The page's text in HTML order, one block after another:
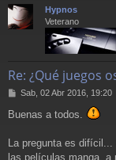
Hypnos
Veterano
Re: ¿Qué juegos
M
n
a
Sab, 02 Abr 2016, 19:20
Buenas a todos.
La pregunta es
las películas manga, a